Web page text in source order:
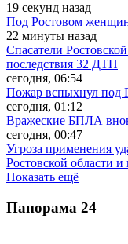
19 секунд назад
Под Ростовом
22 минуты назад
Спасатели
последствия 32 ДТП
сегодня, 06:54
Пожар вспыхнул под
сегодня, 01:12
Вражеские БПЛА
сегодня, 00:47
Угроза применения
Ростовской области и
Показать ещё
Панорама 24